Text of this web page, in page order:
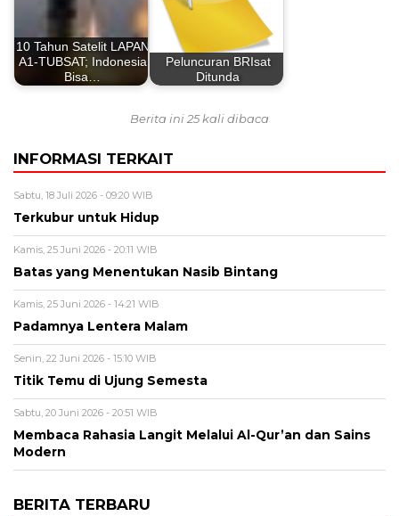
10 Tahun Satelit LAPAN
A1-TUBSAT; Indonesia
Bisa…
Peluncuran BRIsat
Ditunda
Berita ini 25 kali dibaca
INFORMASI TERKAIT
Sabtu, 18 Juli 2026 - 09:20 WIB
Terkubur untuk Hidup
Kamis, 25 Juni 2026 - 20:11 WIB
Batas yang Menentukan Nasib Bintang
Kamis, 25 Juni 2026 - 14:21 WIB
Padamnya Lentera Malam
Senin, 22 Juni 2026 - 15:10 WIB
Titik Temu di Ujung Semesta
Sabtu, 20 Juni 2026 - 20:51 WIB
Membaca Rahasia Langit Melalui Al-Qur’an dan Sains
Modern
BERITA TERBARU